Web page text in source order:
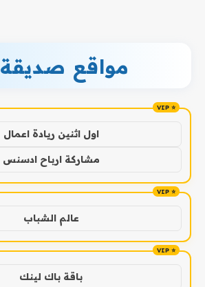
مواقع صديقة
اول اثنين ريادة اعمال
مشاركة ارباح ادسنس
عالم الشباب
باقة باك لينك